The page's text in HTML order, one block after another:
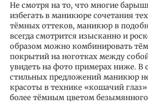
Не смотря на то, что многие
избегать в маникюре сочетания
тёмных оттеков, маникюр в
всегда смотрится изысканно и
образом можно комбинировать
покрытий на ноготках между
увидеть на фото примерах ниже. В
стильных предложений маникюр
красоты в технике «кошачий
более тёмным цветом безымянного